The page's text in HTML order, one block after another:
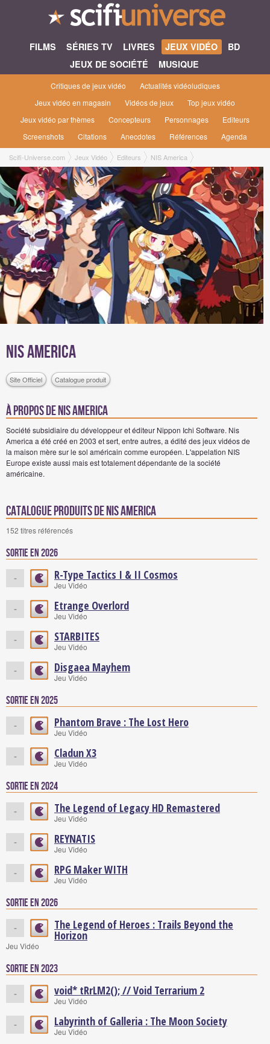
FILMS SÉRIES TV LIVRES JEUX VIDÉO
BD
JEUX DE SOCIÉTÉ
MUSIQUE
Critiques de jeux vidéo
Actualités vidéoludiques
Jeux vidéo en magasin
Vidéos de jeux
Top jeux vidéo
Jeux vidéo par thèmes
Concepteurs Personnages
Editeurs
Screenshots
Citations Anecdotes Références Agenda
Scifi-Universe.com Jeux Vidéo Editeurs NIS America
NIS America
Site Officiel Catalogue produit
à propos de NIS America
Société subsidiaire du développeur et éditeur Nippon Ichi Software. Nis
America a été créé en 2003 et sert, entre autres, a édité des jeux vidéos de
la maison mère sur le sol américain comme européen. L'appelation NIS
Europe existe aussi mais est totalement dépendante de la société
américaine.
Catalogue produits de NIS America
152 titres référencés
Sortie en 2026
- R-Type Tactics I & II Cosmos
Jeu Vidéo
- Etrange Overlord
Jeu Vidéo
- STARBITES
Jeu Vidéo
- Disgaea Mayhem
Jeu Vidéo
Sortie en 2025
- Phantom Brave : The Lost Hero
Jeu Vidéo
- Cladun X3
Jeu Vidéo
Sortie en 2024
- The Legend of Legacy HD Remastered
Jeu Vidéo
- REYNATIS
Jeu Vidéo
- RPG Maker WITH
Jeu Vidéo
Sortie en 2026
- The Legend of Heroes : Trails Beyond the
Horizon
Jeu Vidéo
Sortie en 2023
- void* tRrLM2(); // Void Terrarium 2
Jeu Vidéo
- Labyrinth of Galleria : The Moon Society
Jeu Vidéo